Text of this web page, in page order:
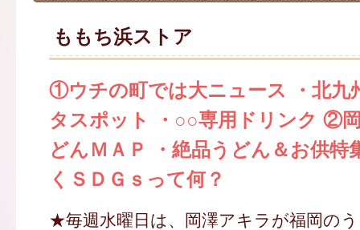
ももち浜ストア
①ウチの町では大ニュース ・北九
タスポット ・○○専用ドリンク ②
どんＭＡＰ ・絶品うどん＆お供
くＳＤＧｓって何？
★毎週水曜日は、岡澤アキラが福岡の